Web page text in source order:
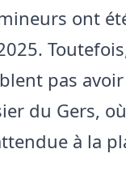
ont
pas
du Gers,
à la